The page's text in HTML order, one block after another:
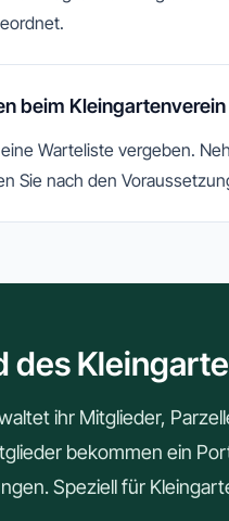
beim
Warteliste vergeben.
Sie nach den
des
ihr Mitglieder,
bekommen ein
Speziell für